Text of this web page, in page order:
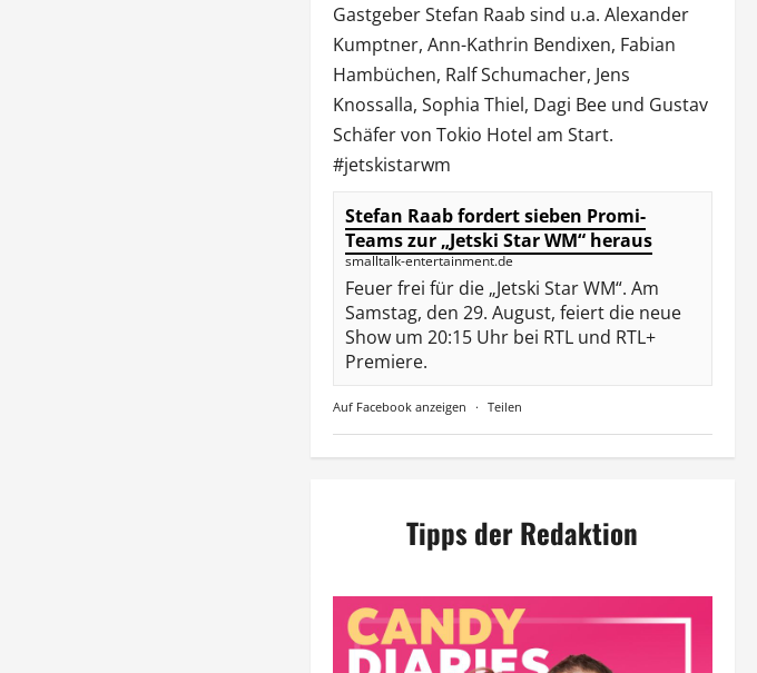
Gastgeber Stefan Raab sind u.a. Alexander
Kumptner, Ann-Kathrin Bendixen, Fabian
Hambüchen, Ralf Schumacher, Jens
Knossalla, Sophia Thiel, Dagi Beeund Gustav
Schäfer von Tokio Hotel am Start.
#jetskistarwm
Stefan Raab fordert sieben Promi-
Teams zur „Jetski Star WM“ heraus
smalltalk-entertainment.de
Feuer frei für die „Jetski Star WM“. Am
Samstag, den 29. August, feiert die neue
Show um 20:15 Uhr bei RTL und RTL+
Premiere.
Auf Facebook anzeigen · Teilen
Tipps der Redaktion